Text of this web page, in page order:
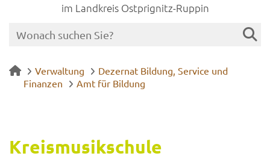
im Landkreis Ostprignitz-Ruppin
Verwaltung
Dezernat Bildung, Service und
Finanzen
Amt für Bildung
Kreis­mu­sik­schu­le